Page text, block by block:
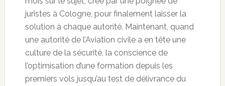
juristes à Cologne, pour finalement laisser la
solution à chaque autorité. Maintenant, quand
une autorité de l’Aviation civile a en tête une
culture de la sécurité, la conscience de
l’optimisation d’une formation depuis les
premiers vols jusqu’au test de délivrance du